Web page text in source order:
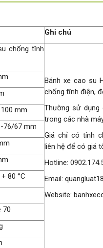
Ghi chú
chống tĩnh
Bánh xe cao su
chống tĩnh điện,
Thường sử
trong các nhà
Giá chỉ có tính
liên hệ để có giá
Hotline:
Email:
Website:
mm
76/67 mm
80 °C
70